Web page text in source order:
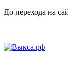
До перехода на